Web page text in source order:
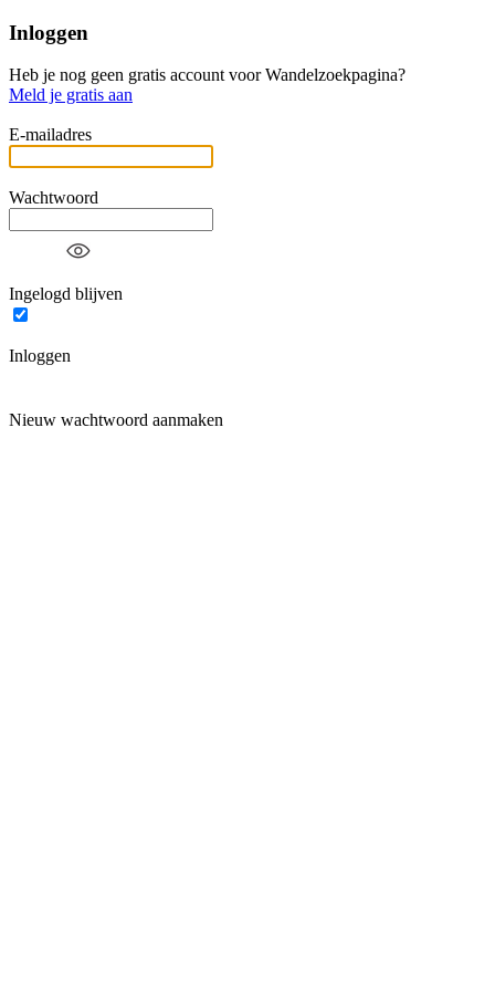
Inloggen
Heb je nog geen gratis account voor Wandelzoekpagina?
Meld je gratis aan
E-mailadres
Wachtwoord
Ingelogd blijven
Inloggen
Nieuw wachtwoord aanmaken